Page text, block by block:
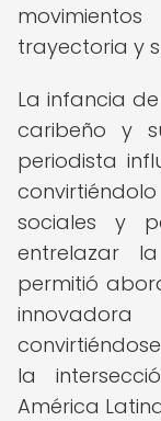
trayectoria y
La infancia
caribeño y
periodista
sociales y
entrelazar
permitió
la
América